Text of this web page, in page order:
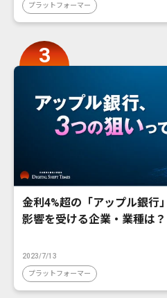
プラットフォーマー
金利4%超の「アップル銀行
影響を受ける企業・業種は？
2023/7/13
プラットフォーマー